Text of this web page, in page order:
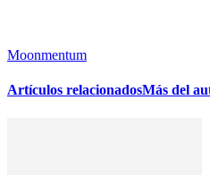
Moonmentum
Artículos relacionadosMás del